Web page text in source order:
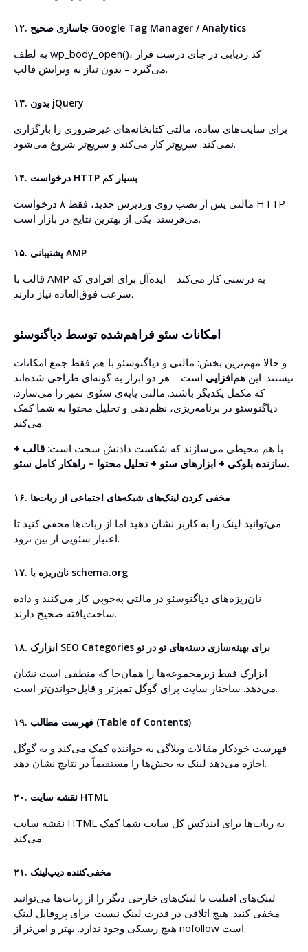
۱۲. جاسازی صحیح Google Tag Manager / Analytics
به لطف wp_body_open()، کد ردیابی در جای درست قرار
می‌گیرد – بدون نیاز به ویرایش قالب.
۱۳. بدون jQuery
برای سایت‌های ساده، مالتی کتابخانه‌های غیرضروری را بارگزاری
نمی‌کند. سریع‌تر کار می‌کند و سریع‌تر شروع می‌شود.
۱۴. درخواست HTTP بسیار کم
مالتی پس از نصب روی وردپرس جدید، فقط ۸ درخواست HTTP
می‌فرستد. یکی از بهترین نتایج در بازار است.
۱۵. پشتیبانی AMP
قالب با AMP به درستی کار می‌کند – ایده‌آل برای افرادی که
سرعت فوق‌العاده نیاز دارند.
امکانات سئو فراهم‌شده توسط دیاگنوسئو
و حالا مهم‌ترین بخش: مالتی و دیاگنوسئو با هم فقط جمع امکانات
نیستند. این هم‌افزایی است – هر دو ابزار به گونه‌ای طراحی شده‌اند
که مکمل یکدیگر باشند. مالتی پایه‌ی سئوی تمیز را می‌سازد.
دیاگنوسئو در برنامه‌ریزی، نظم‌دهی و تحلیل محتوا به شما کمک
می‌کند.
با هم محیطی می‌سازند که شکست دادنش سخت است: قالب +
سازنده بلوکی + ابزارهای سئو + تحلیل محتوا = راهکار کامل سئو.
۱۶. مخفی کردن لینک‌های شبکه‌های اجتماعی از ربات‌ها
می‌توانید لینک را به کاربر نشان دهید اما از ربات‌ها مخفی کنید تا
اعتبار سئویی از بین نرود.
۱۷. نان‌ریزه با schema.org
نان‌ریزه‌های دیاگنوسئو در مالتی به‌خوبی کار می‌کنند و داده
ساخت‌یافته صحیح دارند.
۱۸. ابزارک SEO Categories برای بهینه‌سازی دسته‌های تو در تو
ابزارک فقط زیرمجموعه‌ها را همان‌جا که منطقی است نشان
می‌دهد. ساختار سایت برای گوگل تمیزتر و قابل‌خواندن‌تر است.
۱۹. فهرست مطالب (Table of Contents)
فهرست خودکار مقالات وبلاگی به خواننده کمک می‌کند و به گوگل
اجازه می‌دهد لینک به بخش‌ها را مستقیماً در نتایج نشان دهد.
۲۰. نقشه سایت HTML
نقشه سایت HTML به ربات‌ها برای ایندکس کل سایت شما کمک
می‌کند.
۲۱. مخفی‌کننده دیپ‌لینک
لینک‌های افیلیت یا لینک‌های خارجی دیگر را از ربات‌ها می‌توانید
مخفی کنید. هیچ اتلافی در قدرت لینک نیست. برای پروفایل لینک
هیچ ریسکی وجود ندارد. بهتر و امن‌تر از nofollow است.